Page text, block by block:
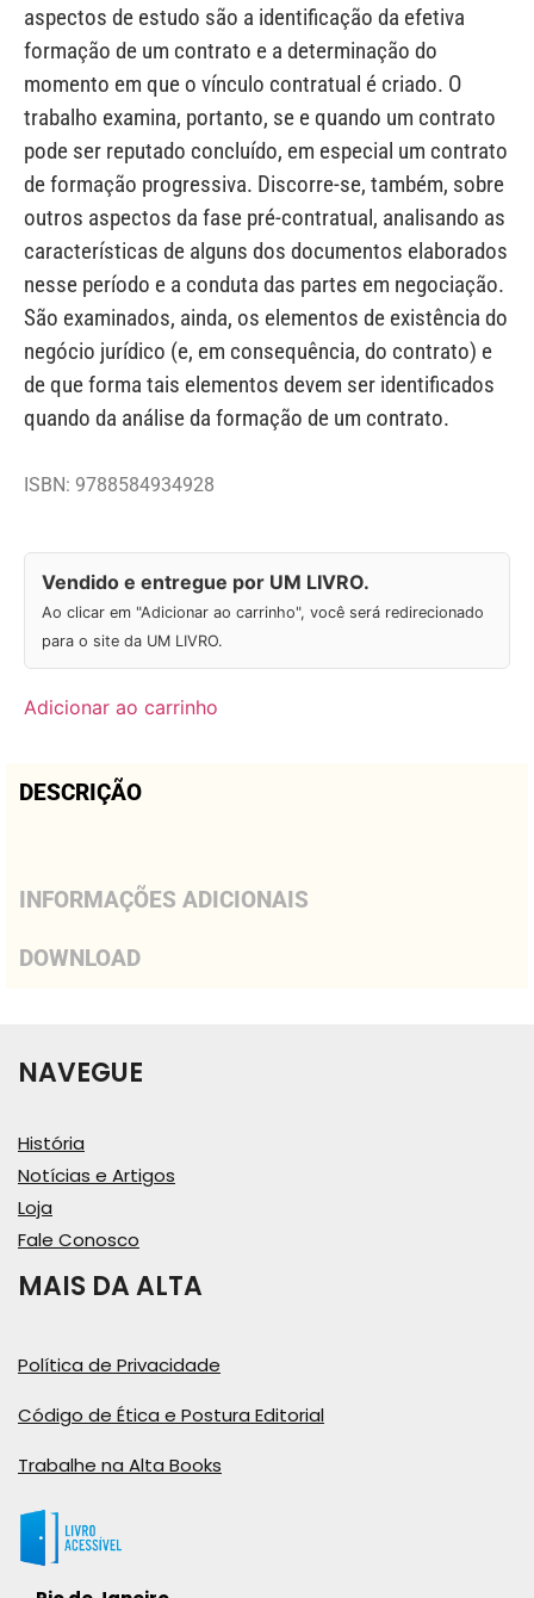
aspectos de estudo são a identificação da efetiva
formação de um contrato e a determinação do
momento em que o vínculo contratual é criado. O
trabalho examina, portanto, se e quando um contrato
pode ser reputado concluído, em especial um contrato
de formação progressiva. Discorre-se, também, sobre
outros aspectos da fase pré-contratual, analisando as
características de alguns dos documentos elaborados
nesse período e a conduta das partes em negociação.
São examinados, ainda, os elementos de existência do
negócio jurídico (e, em consequência, do contrato) e
de que forma tais elementos devem ser identificados
quando da análise da formação de um contrato.
ISBN: 9788584934928
Vendido e entregue por UM LIVRO.
Ao clicar em "Adicionar ao carrinho", você será redirecionado
para o site da UM LIVRO.
Adicionar ao carrinho
DESCRIÇÃO
INFORMAÇÕES ADICIONAIS
DOWNLOAD
NAVEGUE
História
Notícias e Artigos
Loja
Fale Conosco
MAIS DA ALTA
Política de Privacidade
Código de Ética e Postura Editorial
Trabalhe na Alta Books